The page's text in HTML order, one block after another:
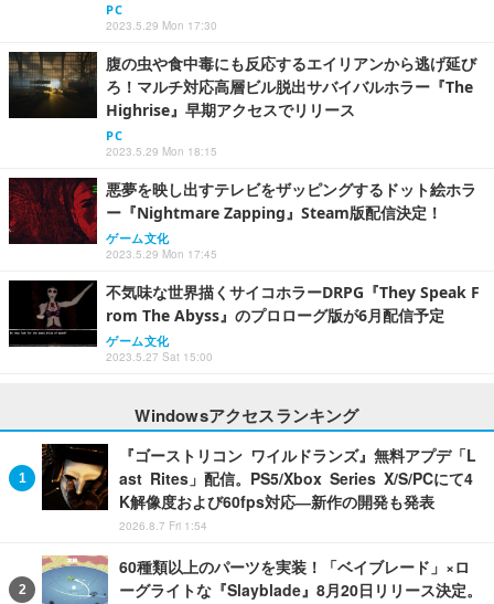
PC
2023.5.29 Mon 17:30
腹の虫や食中毒にも反応するエイリアンから逃げ延び
ろ！マルチ対応高層ビル脱出サバイバルホラー『The
Highrise』早期アクセスでリリース
PC
2023.5.29 Mon 18:15
悪夢を映し出すテレビをザッピングするドット絵ホラ
ー『Nightmare Zapping』Steam版配信決定！
ゲーム文化
2023.5.29 Mon 17:45
不気味な世界描くサイコホラーDRPG『They Speak F
rom The Abyss』のプロローグ版が6月配信予定
ゲーム文化
2023.5.27 Sat 15:00
Windowsアクセスランキング
『ゴーストリコン ワイルドランズ』無料アプデ「L
ast Rites」配信。PS5/Xbox Series X/S/PCにて4
K解像度および60fps対応―新作の開発も発表
2026.8.7 Fri 1:54
60種類以上のパーツを実装！「ベイブレード」×ロ
ーグライトな『Slayblade』8月20日リリース決定。